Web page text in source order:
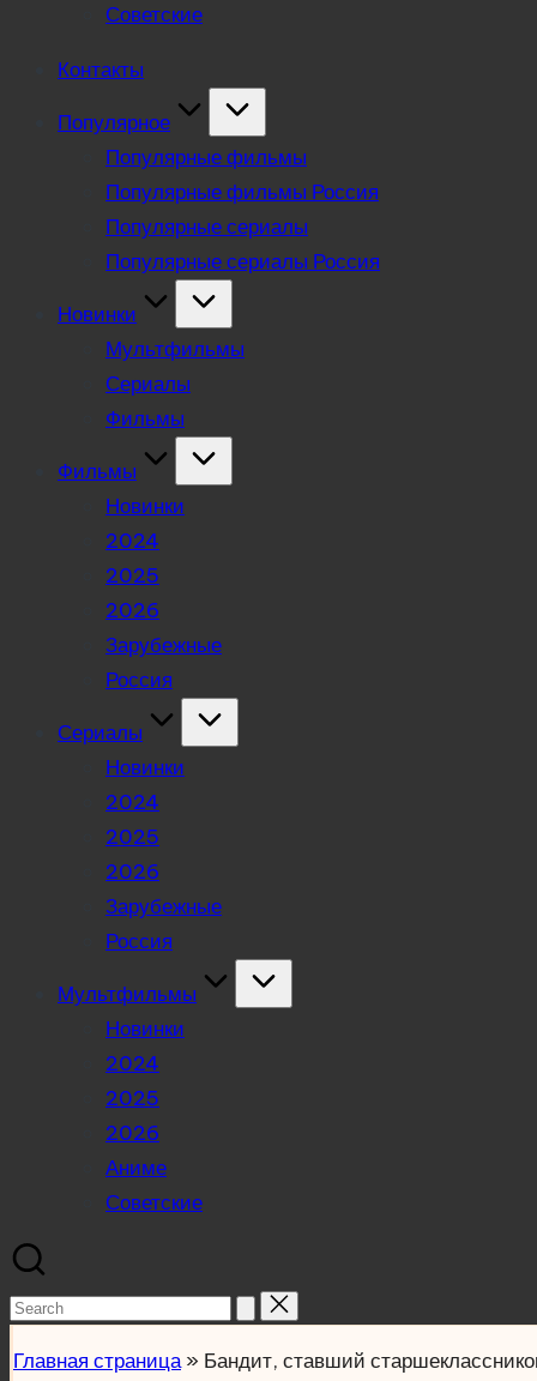
Советские
Контакты
Популярное
Популярные фильмы
Популярные фильмы Россия
Популярные сериалы
Популярные сериалы Россия
Новинки
Мультфильмы
Сериалы
Фильмы
Фильмы
Новинки
2024
2025
2026
Зарубежные
Россия
Сериалы
Новинки
2024
2025
2026
Зарубежные
Россия
Мультфильмы
Новинки
2024
2025
2026
Аниме
Советские
Search
Главная страница» Бандит, ставший